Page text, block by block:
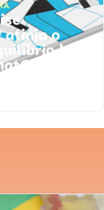
atinja o
|